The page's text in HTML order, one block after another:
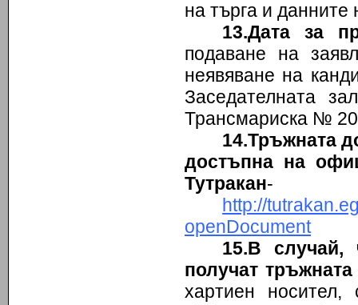
на търга и данните
13.Дата за
подаване на
неявяване на
Заседателната
Трансмариска №
14.Тръжната
достъпна на
Тутракан-
http://
openDocument
15.В
получат
хартиен